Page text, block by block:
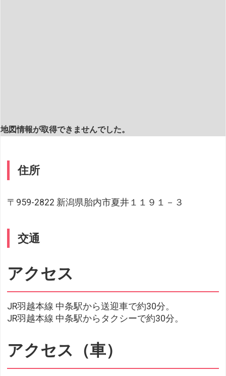
地図情報が取得できませんでした。
住所
〒959-2822 新潟県胎内市夏井１１９１－３
交通
アクセス
JR羽越本線 中条駅から送迎車で約30分。
JR羽越本線 中条駅からタクシーで約30分。
アクセス（車）